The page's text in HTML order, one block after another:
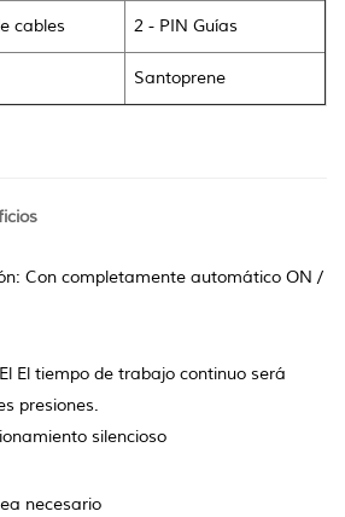
cables 2 - PIN Guías
Santoprene
Con completamente automático ON /
El tiempo de trabajo continuo será
presiones.
silencioso
necesario